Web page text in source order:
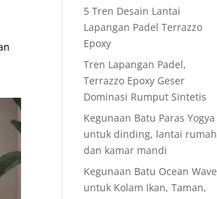
5 Tren Desain Lantai
Lapangan Padel Terrazzo
Epoxy
Tren Lapangan Padel,
Terrazzo Epoxy Geser
Dominasi Rumput Sintetis
Kegunaan Batu Paras Yogya
untuk dinding, lantai rumah
dan kamar mandi
Kegunaan Batu Ocean Wave
untuk Kolam Ikan, Taman,